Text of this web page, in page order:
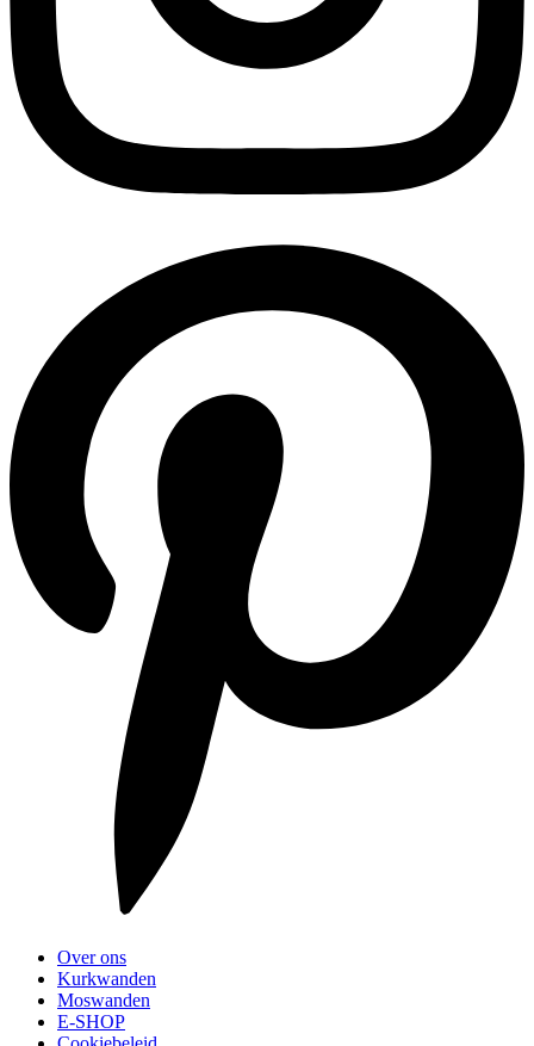
Over ons
Kurkwanden
Moswanden
E-SHOP